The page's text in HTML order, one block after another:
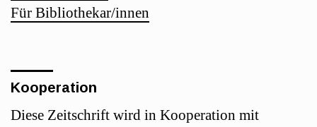
Für Bibliothekar/innen
Kooperation
Diese Zeitschrift wird in Kooperation mit